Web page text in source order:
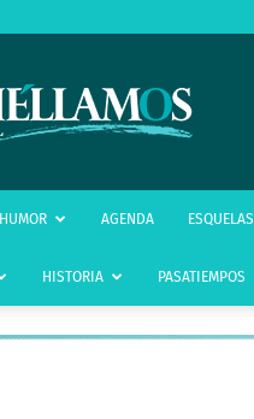
infoSocuéllamos
HUMOR AGENDA ESQUELAS
HISTORIA PASATIEMPOS